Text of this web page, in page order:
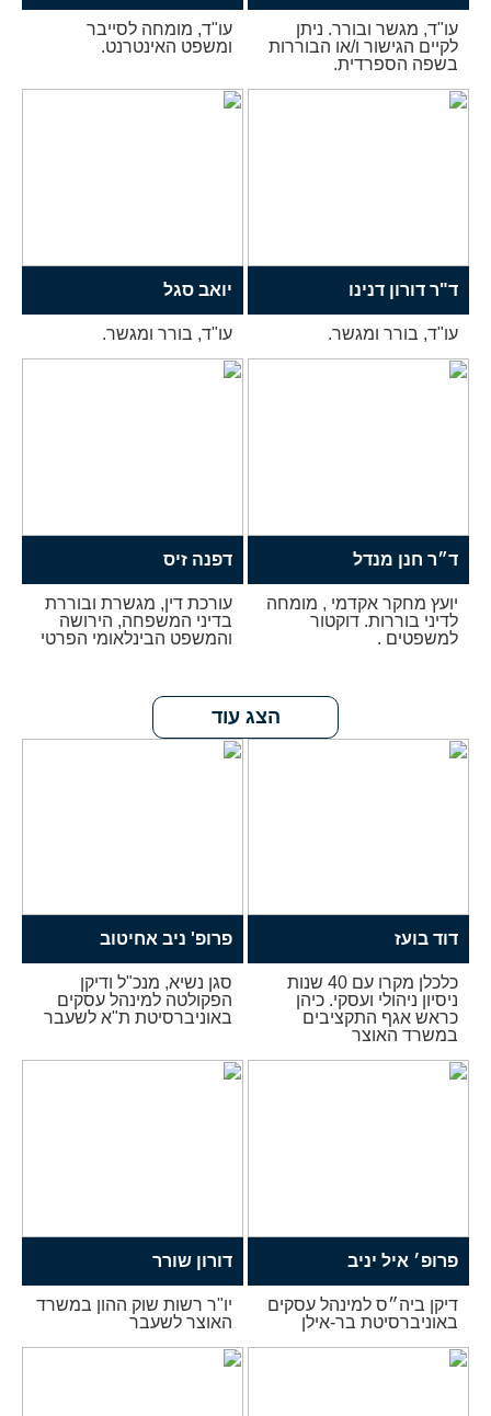
עו"ד, מגשר ובורר. ניתן
לקיים הגישור ו/או הבוררות
בשפה הספרדית.
עו"ד, מומחה לסייבר
ומשפט האינטרנט.
ד"ר דורון דנינו
עו"ד, בורר ומגשר.
יואב סגל
עו"ד, בורר ומגשר.
ד״ר חנן מנדל
יועץ מחקר אקדמי , מומחה
לדיני בוררות. דוקטור
למשפטים .
דפנה זיס
עורכת דין, מגשרת ובוררת
בדיני המשפחה, הירושה
והמשפט הבינלאומי הפרטי
הצג עוד
דוד בועז
כלכלן מקרו עם 40 שנות
ניסיון ניהולי ועסקי. כיהן
כראש אגף התקציבים
במשרד האוצר
פרופ' ניב אחיטוב
סגן נשיא, מנכ"ל ודיקן
הפקולטה למינהל עסקים
באוניברסיטת ת"א לשעבר
פרופ׳ איל יניב
דיקן ביה״ס למינהל עסקים
באוניברסיטת בר-אילן
דורון שורר
יו"ר רשות שוק ההון במשרד
האוצר לשעבר